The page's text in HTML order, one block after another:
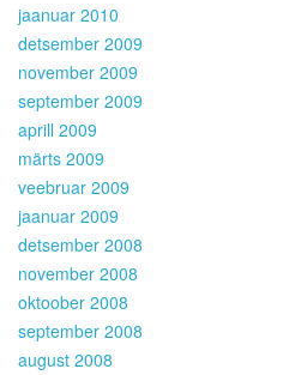
jaanuar 2010
detsember 2009
november 2009
september 2009
aprill 2009
märts 2009
veebruar 2009
jaanuar 2009
detsember 2008
november 2008
oktoober 2008
september 2008
august 2008